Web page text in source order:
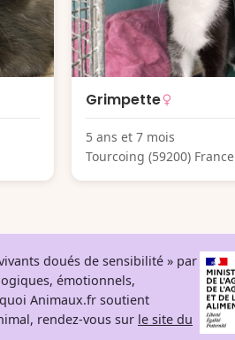
Grimpette
5 ans et 7 mois
Tourcoing (59200) France
doués de sensibilité » par
émotionnels,
Animaux.fr soutient
rendez-vous sur le site du